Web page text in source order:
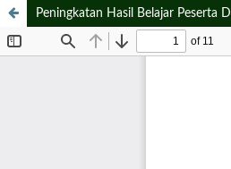
Peningkatan Hasil Belajar Peserta